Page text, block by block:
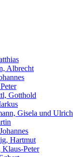
Albrecht
Gotthold
Gisela und Ulrich
Hartmut
Klaus-Peter